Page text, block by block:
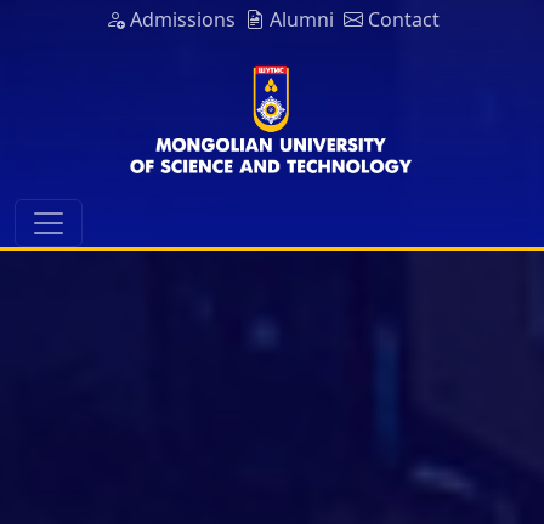
Admissions Alumni Contact